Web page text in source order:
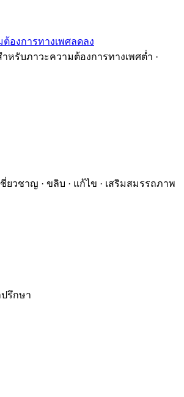
องการทางเพศลดลง
หรับภาวะความต้องการทางเพศต่ำ ·
ยวชาญ · ขลิบ · แก้ไข · เสริมสมรรถภาพ
รึกษา